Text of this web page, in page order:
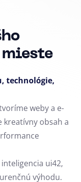
mieste
technológie,
weby a e-
kreatívny obsah a
inteligencia ui42,
výhodu.